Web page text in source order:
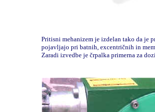
Pritisni mehanizem je izdelan tako da je
pojavljajo pri batnih, excentričnih in
Zaradi izvedbe je črpalka primerna za